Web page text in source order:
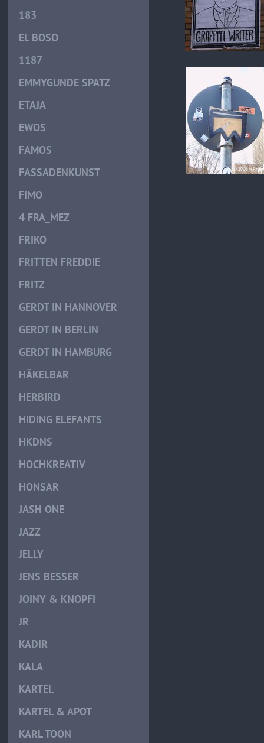
183
EL BOSO
1187
EMMYGUNDE SPATZ
ETAJA
EWOS
FAMOS
FASSADENKUNST
FIMO
4 FRA_MEZ
FRIKO
FRITTEN FREDDIE
FRITZ
GERDT IN HANNOVER
GERDT IN BERLIN
GERDT IN HAMBURG
HÄKELBAR
HERBIRD
HIDING ELEFANTS
HKDNS
HOCHKREATIV
HONSAR
JASH ONE
JAZZ
JELLY
JENS BESSER
JOINY & KNOPFI
JR
KADIR
KALA
KARTEL
KARTEL & APOT
KARL TOON